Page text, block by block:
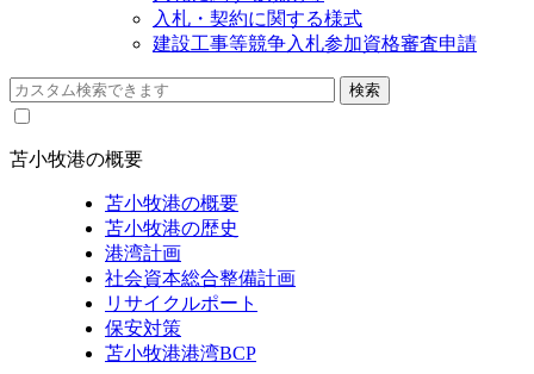
入札・契約に関する様式
建設工事等競争入札参加資格審査申請
苫小牧港の概要
苫小牧港の概要
苫小牧港の歴史
港湾計画
社会資本総合整備計画
リサイクルポート
保安対策
苫小牧港港湾BCP